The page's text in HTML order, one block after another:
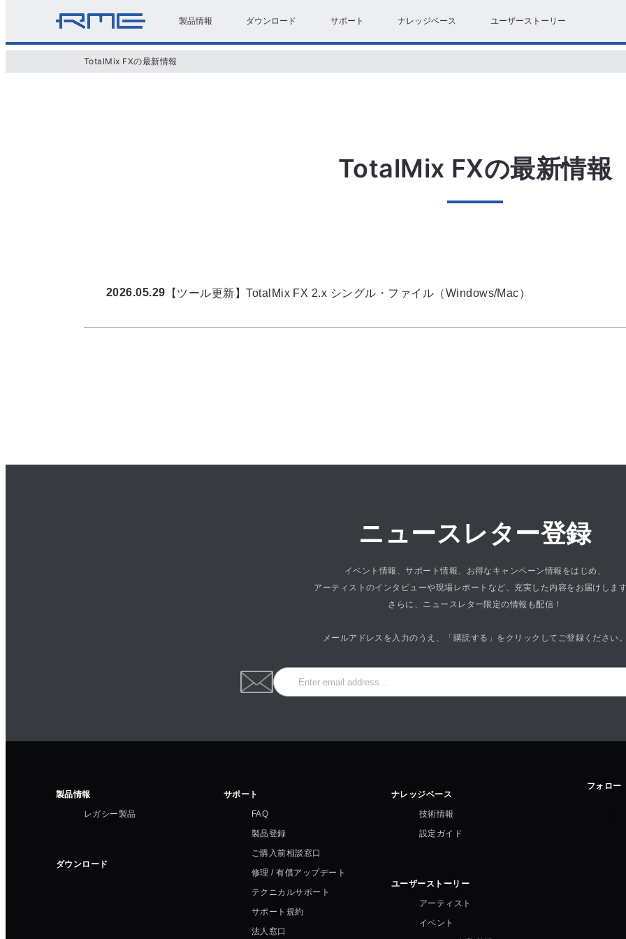
製品情報 ダウンロード サポート ナレッジベース ユーザーストーリー
TotalMix FXの最新情報
TotalMix FXの最新情報
2026.05.29 【ツール更新】TotalMix FX 2.x シングル・ファイル（Windows/Mac）
ニュースレター登録
イベント情報、サポート情報、お得なキャンペーン情報をはじめ、
アーティストのインタビューや現場レポートなど、充実した内容をお届けしま
さらに、ニュースレター限定の情報も配信！
メールアドレスを入力のうえ、「購読する」をクリックしてご登録ください
製品情報
レガシー製品
ダウンロード
サポート
FAQ
製品登録
ご購入前相談窓口
修理 / 有償アップデート
テクニカルサポート
サポート規約
法人窓口
ナレッジベース
技術情報
設定ガイド
ユーザーストーリー
アーティスト
イベント
フォロー